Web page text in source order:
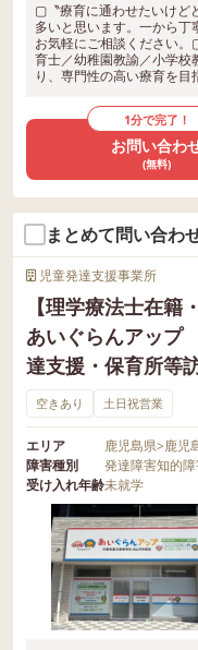
▢〝療育に通わせたいけど
多いと思います。一から
お気軽にご相談ください
育士／幼稚園教諭／小学校
り、専門性の高い療育を目
1分で完了！
お問い合わ
(無料)
まとめて問い合わ
児童発達支援事業所
【理学療法士在
あいぐらんアップ
達支援・保育所等訪
空きあり 土日祝営業
エリア 鹿児島県>鹿児
障害種別
発達障害知的
受け入れ年齢未就学